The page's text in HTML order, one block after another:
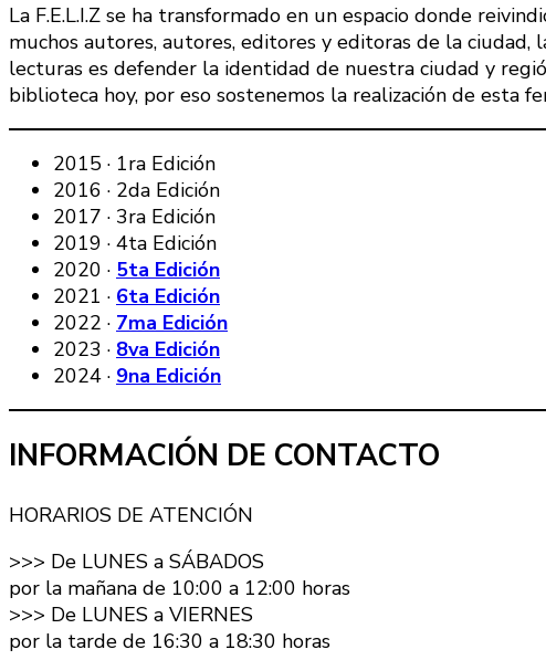
La F.E.L.I.Z se ha transformado en un espacio donde
muchos autores, autores, editores y editoras de la
lecturas es defender la identidad de nuestra ciudad y
biblioteca hoy, por eso sostenemos la realización de esta
2015 · 1ra Edición
2016 · 2da Edición
2017 · 3ra Edición
2019 · 4ta Edición
2020 · 5ta Edición
2021 · 6ta Edición
2022 · 7ma Edición
2023 · 8va Edición
2024 · 9na Edición
INFORMACIÓN DE CONTACTO
HORARIOS DE ATENCIÓN
>>> De LUNES a SÁBADOS
por la mañana de 10:00 a 12:00 horas
>>> De LUNES a VIERNES
por la tarde de 16:30 a 18:30 horas